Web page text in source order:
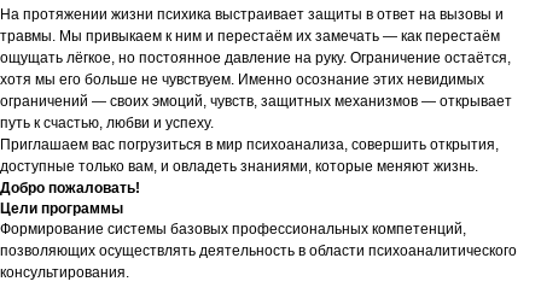
На протяжении жизни психика выстраивает защиты в ответ на вызовы и
травмы. Мы привыкаем к ним и перестаём их замечать — как перестаём
ощущать лёгкое, но постоянное давление на руку. Ограничение остаётся,
хотя мы его больше не чувствуем. Именно осознание этих невидимых
ограничений — своих эмоций, чувств, защитных механизмов — открывает
путь к счастью, любви и успеху.
Приглашаем вас погрузиться в мир психоанализа, совершить открытия,
доступные только вам, и овладеть знаниями, которые меняют жизнь.
Добро пожаловать!
Цели программы
Формирование системы базовых профессиональных компетенций,
позволяющих осуществлять деятельность в области психоаналитического
консультирования.